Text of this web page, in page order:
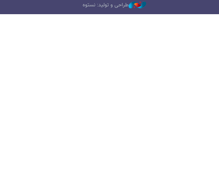
طراحی و تولید: نستوه